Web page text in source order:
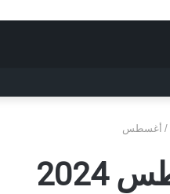
/ أغسطس
2024